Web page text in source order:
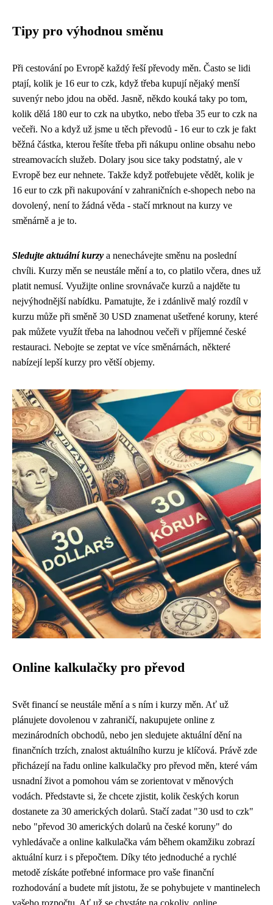
Tipy pro výhodnou směnu
Při cestování po Evropě každý řeší převody měn. Často se lidi
ptají, kolik je 16 eur to czk, když třeba kupují nějaký menší
suvenýr nebo jdou na oběd. Jasně, někdo kouká taky po tom,
kolik dělá 180 eur to czk na ubytko, nebo třeba 35 eur to czk na
večeři. No a když už jsme u těch převodů - 16 eur to czk je fakt
běžná částka, kterou řešíte třeba při nákupu online obsahu nebo
streamovacích služeb. Dolary jsou sice taky podstatný, ale v
Evropě bez eur nehnete. Takže když potřebujete vědět, kolik je
16 eur to czk při nakupování v zahraničních e-shopech nebo na
dovolený, není to žádná věda - stačí mrknout na kurzy ve
směnárně a je to.
Sledujte aktuální kurzy a nenechávejte směnu na poslední
chvíli. Kurzy měn se neustále mění a to, co platilo včera, dnes už
platit nemusí. Využijte online srovnávače kurzů a najděte tu
nejvýhodnější nabídku. Pamatujte, že i zdánlivě malý rozdíl v
kurzu může při směně 30 USD znamenat ušetřené koruny, které
pak můžete využít třeba na lahodnou večeři v příjemné české
restauraci. Nebojte se zeptat ve více směnárnách, některé
nabízejí lepší kurzy pro větší objemy.
Online kalkulačky pro převod
Svět financí se neustále mění a s ním i kurzy měn. Ať už
plánujete dovolenou v zahraničí, nakupujete online z
mezinárodních obchodů, nebo jen sledujete aktuální dění na
finančních trzích, znalost aktuálního kurzu je klíčová. Právě zde
přicházejí na řadu online kalkulačky pro převod měn, které vám
usnadní život a pomohou vám se zorientovat v měnových
vodách. Představte si, že chcete zjistit, kolik českých korun
dostanete za 30 amerických dolarů. Stačí zadat "30 usd to czk"
nebo "převod 30 amerických dolarů na české koruny" do
vyhledávače a online kalkulačka vám během okamžiku zobrazí
aktuální kurz i s přepočtem. Díky této jednoduché a rychlé
metodě získáte potřebné informace pro vaše finanční
rozhodování a budete mít jistotu, že se pohybujete v mantinelech
vašeho rozpočtu. Ať už se chystáte na cokoliv, online